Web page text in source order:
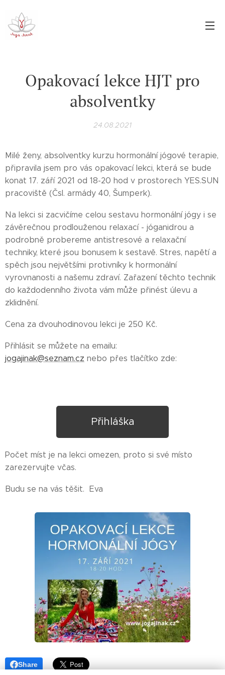
Opakovací lekce HJT pro
absolventky
24.08.2021
Milé ženy, absolventky kurzu hormonální jógové terapie,
připravila jsem pro vás opakovací lekci, která se bude
konat 17. září 2021 od 18-20 hod v prostorech YES.SUN
pracoviště (Čsl. armády 40, Šumperk).
Na lekci si zacvičíme celou sestavu hormonální jógy i se
závěrečnou prodlouženou relaxací - jóganidrou a
podrobně probereme antistresové a relaxační
techniky, které jsou bonusem k sestavě. Stres, napětí a
spěch jsou největšími protivníky k hormonální
vyrovnanosti a našemu zdraví. Zařazení těchto technik
do každodenního života vám může přinést úlevu a
zklidnění.
Cena za dvouhodinovou lekci je 250 Kč.
Přihlásit se můžete na emailu:
jogajinak@seznam.cz nebo přes tlačítko zde:
Přihláška
Počet míst je na lekci omezen, proto si své místo
zarezervujte včas.
Budu se na vás těšit. Eva 🌹
Share